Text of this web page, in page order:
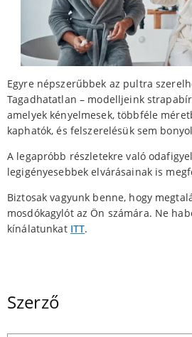
Egyre népszerűbbek az pultra
Tagadhatatlan – modelljeink
amelyek kényelmesek, többféle
kaphatók, és felszerelésük sem
A legapróbb részletekre való
legigényesebbek elvárásainak is
Biztosak vagyunk benne, hogy
mosdókagylót az Ön számára. Ne
kínálatunkat ITT.
Szerző